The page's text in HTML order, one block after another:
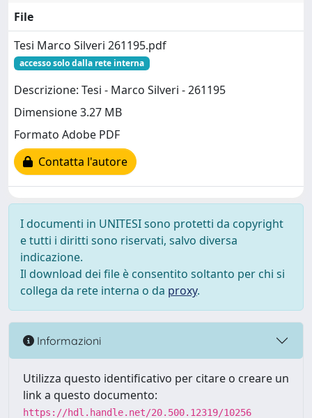
File
Tesi Marco Silveri 261195.pdf
accesso solo dalla rete interna
Descrizione: Tesi - Marco Silveri - 261195
Dimensione 3.27 MB
Formato Adobe PDF
Contatta l'autore
I documenti in UNITESI sono protetti da copyright
e tutti i diritti sono riservati, salvo diversa
indicazione.
Il download dei file è consentito soltanto per chi si
collega da rete interna o da proxy.
Informazioni
Utilizza questo identificativo per citare o creare un
link a questo documento:
https://hdl.handle.net/20.500.12319/10256